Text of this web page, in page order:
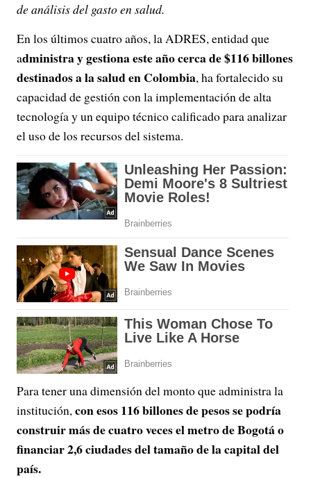
de análisis del gasto en salud.
En los últimos cuatro años, la ADRES, entidad que
administra y gestiona este año cerca de $116 billones
destinados a la salud en Colombia, ha fortalecido su
capacidad de gestión con la implementación de alta
tecnología y un equipo técnico calificado para analizar
el uso de los recursos del sistema.
Para tener una dimensión del monto que administra la
institución, con esos 116 billones de pesos se podría
construir más de cuatro veces el metro de Bogotá o
financiar 2,6 ciudades del tamaño de la capital del
país.